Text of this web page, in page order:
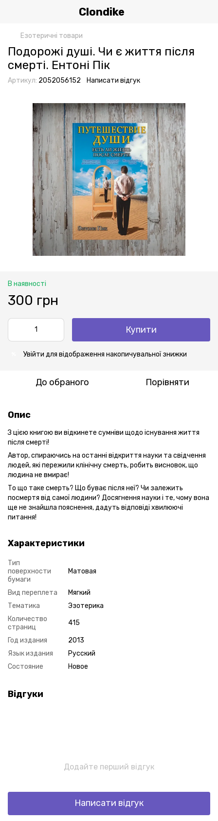
Clondike
Езотеричні товари
Подорожі душі. Чи є життя після
смерті. Ентоні Пік
Артикул: 2052056152 Написати відгук
В наявності
300 грн
Купити
Увійти для відображення накопичувальної знижки
До обраного Порівняти
Опис
З цією книгою ви відкинете сумніви щодо існування життя
після смерті!
Автор, спираючись на останні відкриття науки та свідчення
людей, які пережили клінічну смерть, робить висновок, що
людина не вмирає!
То що таке смерть? Що буває після неї? Чи залежить
посмертя від самої людини? Досягнення науки і те, чому вона
ще не знайшла пояснення, дадуть відповіді хвилюючі
питання!
Характеристики
Тип
поверхности
бумаги
Матовая
Вид переплета
Мягкий
Тематика
Эзотерика
Количество
страниц
415
Год издания
2013
Язык издания
Русский
Состояние
Новое
Відгуки
Додайте перший відгук
Написати відгук